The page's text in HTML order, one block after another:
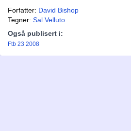
Forfatter: David Bishop
Tegner: Sal Velluto
Også publisert i:
Ftb 23 2008